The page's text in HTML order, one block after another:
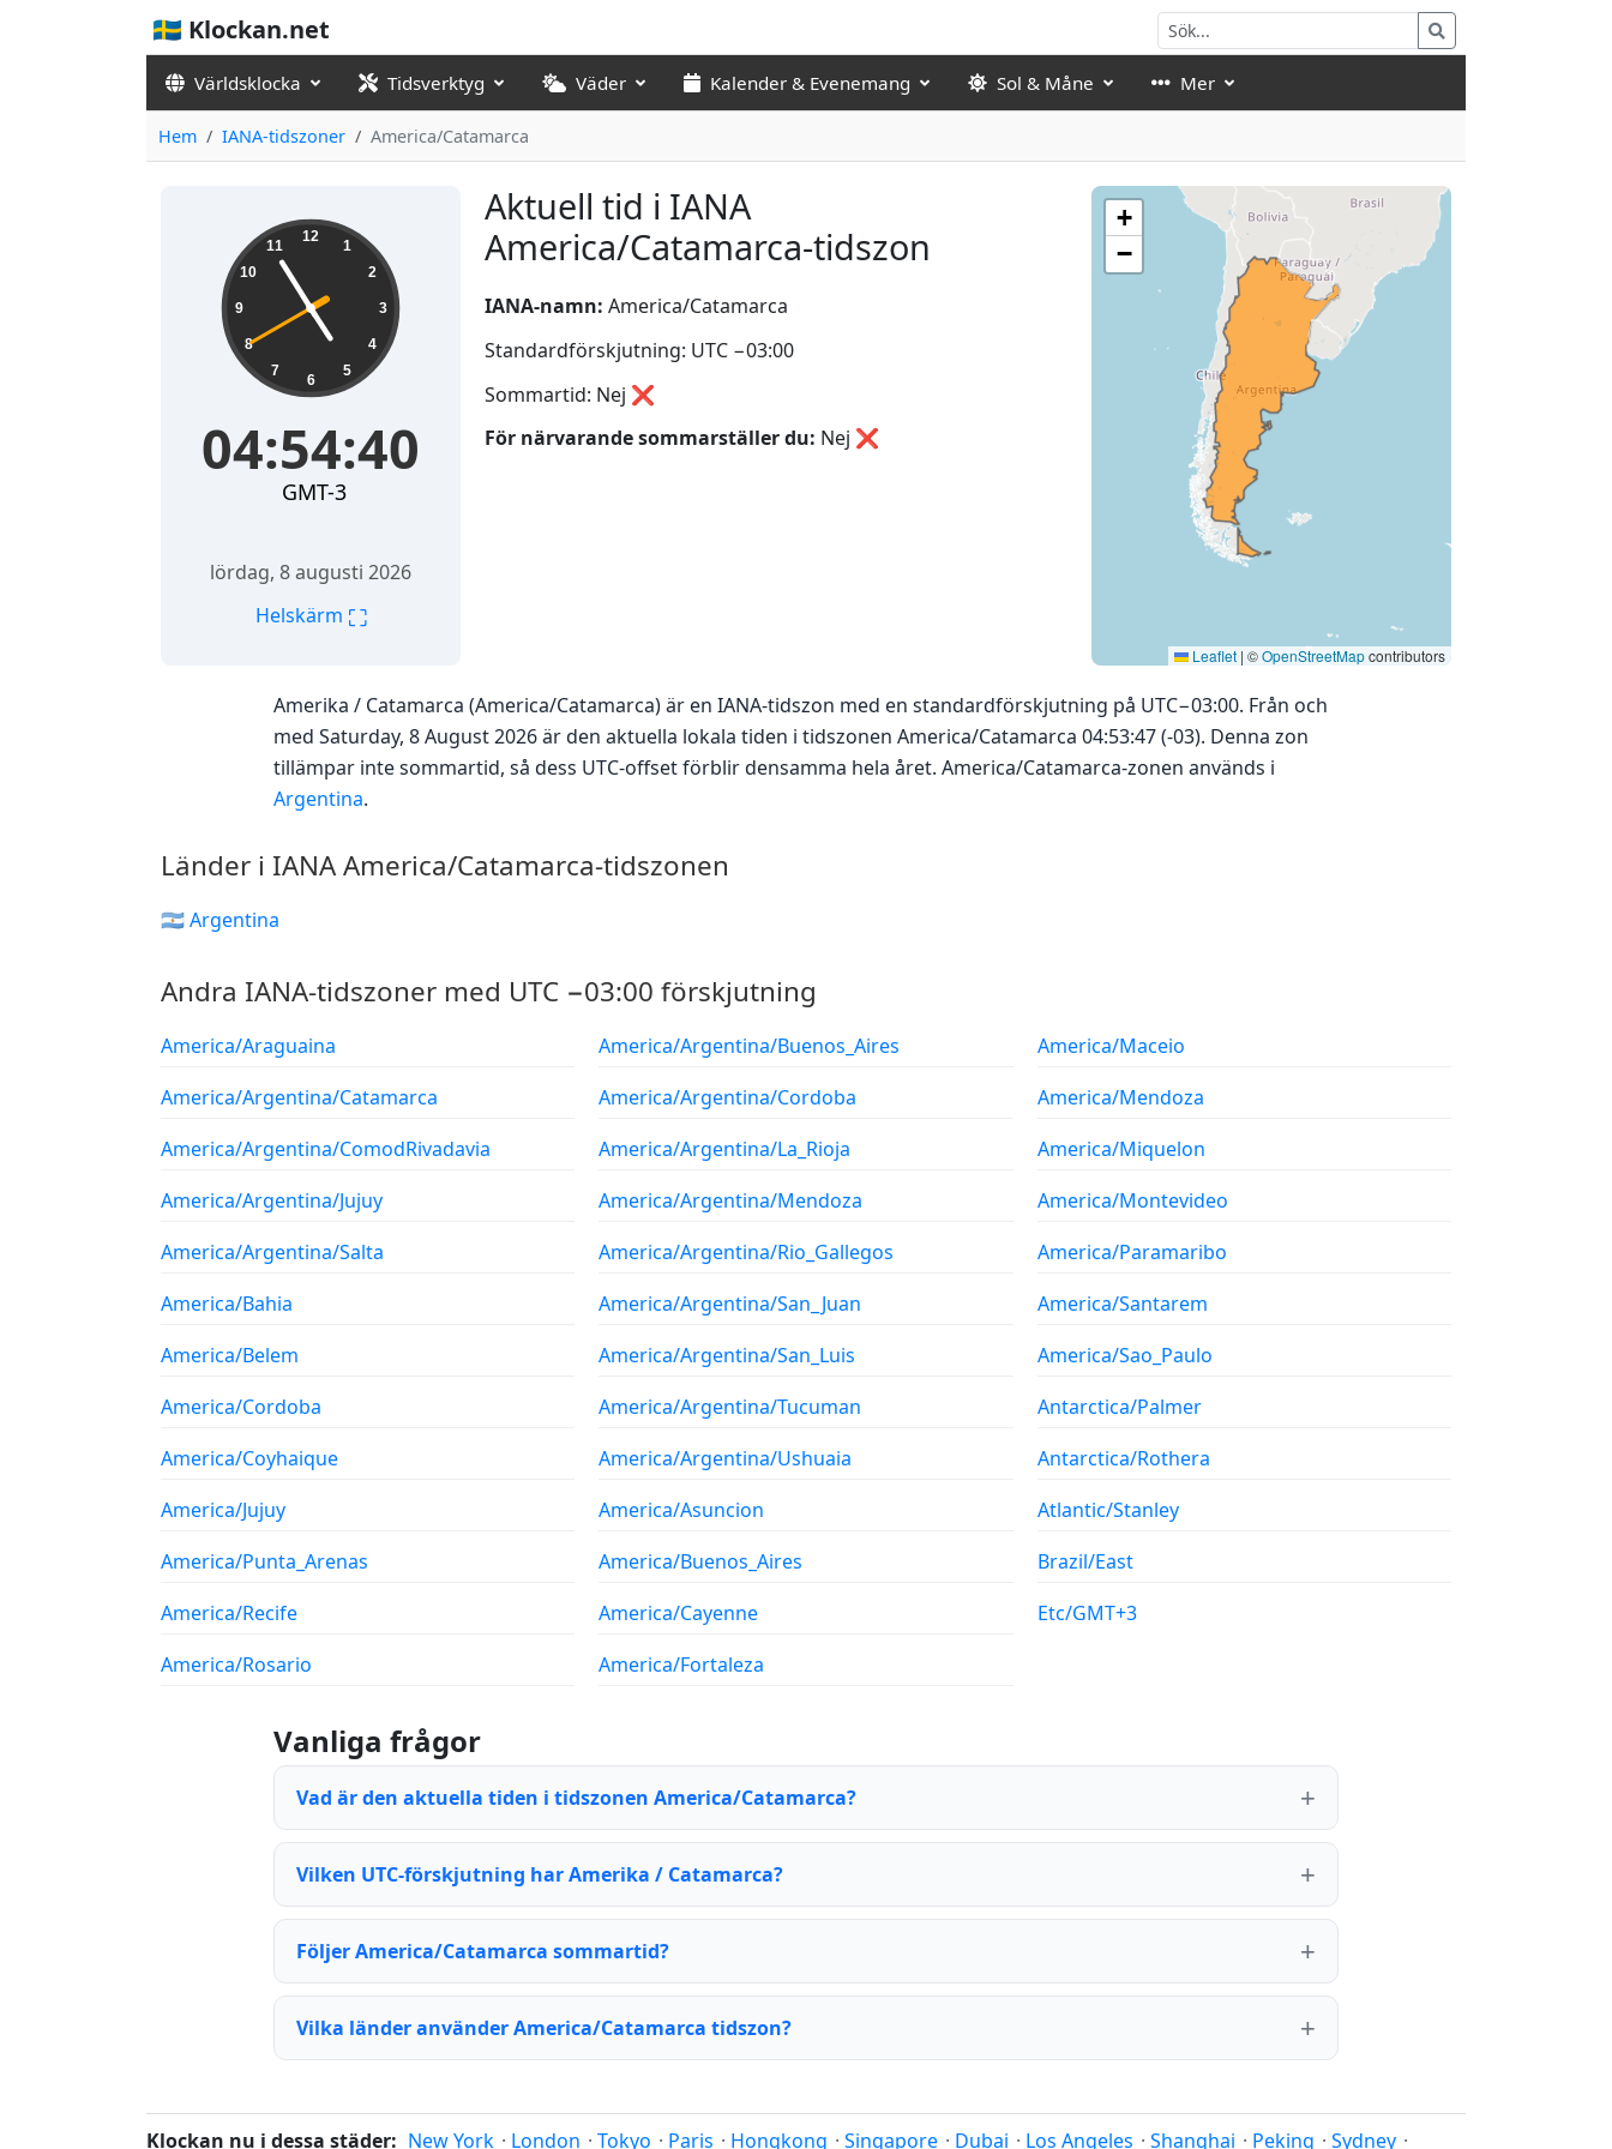
🇸🇪 Klockan.net
Världsklocka Tidsverktyg Väder Kalender & Evenemang Sol & Måne Mer
Hem IANA-tidszoner America/Catamarca
Aktuell tid i IANA
America/Catamarca-tidszon
04:54:41 12
1
2
3
4
5
6
7
8
9
10
11
04:54:41
GMT-3
lördag, 8 augusti 2026
Helskärm ⛶
IANA-namn: America/Catamarca
Standardförskjutning: UTC −03:00
Sommartid: Nej ❌
För närvarande sommarställer du: Nej ❌
+
−
Leaflet | ©OpenStreetMapcontributors
Amerika / Catamarca (America/Catamarca) är en IANA-tidszon med en standardförskjutning på UTC−03:00. Från och
med Saturday, 8 August 2026 är den aktuella lokala tiden i tidszonen America/Catamarca 04:53:47 (-03). Denna zon
tillämpar inte sommartid, så dess UTC-offset förblir densamma hela året. America/Catamarca-zonen används i
Argentina.
Länder i IANA America/Catamarca-tidszonen
🇦🇷 Argentina
Andra IANA-tidszoner med UTC −03:00 förskjutning
America/Araguaina
America/Argentina/Catamarca
America/Argentina/ComodRivadavia
America/Argentina/Jujuy
America/Argentina/Salta
America/Bahia
America/Belem
America/Cordoba
America/Coyhaique
America/Jujuy
America/Punta_Arenas
America/Recife
America/Rosario
America/Argentina/Buenos_Aires
America/Argentina/Cordoba
America/Argentina/La_Rioja
America/Argentina/Mendoza
America/Argentina/Rio_Gallegos
America/Argentina/San_Juan
America/Argentina/San_Luis
America/Argentina/Tucuman
America/Argentina/Ushuaia
America/Asuncion
America/Buenos_Aires
America/Cayenne
America/Fortaleza
America/Maceio
America/Mendoza
America/Miquelon
America/Montevideo
America/Paramaribo
America/Santarem
America/Sao_Paulo
Antarctica/Palmer
Antarctica/Rothera
Atlantic/Stanley
Brazil/East
Etc/GMT+3
Vanliga frågor
Vad är den aktuella tiden i tidszonen America/Catamarca?
Vilken UTC-förskjutning har Amerika / Catamarca?
Följer America/Catamarca sommartid?
Vilka länder använder America/Catamarca tidszon?
Klockan nu i dessa städer: New York · London · Tokyo · Paris · Hongkong · Singapore · Dubai · Los Angeles · Shanghai · Peking · Sydney ·